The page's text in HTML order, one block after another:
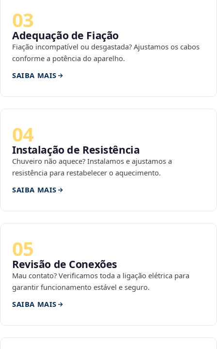
03
Adequação de Fiação
Fiação incompatível ou desgastada? Ajustamos os cabos
conforme a potência do aparelho.
SAIBA MAIS
04
Instalação de Resistência
Chuveiro não aquece? Instalamos e ajustamos a
resistência para restabelecer o aquecimento.
SAIBA MAIS
05
Revisão de Conexões
Mau contato? Verificamos toda a ligação elétrica para
garantir funcionamento estável e seguro.
SAIBA MAIS